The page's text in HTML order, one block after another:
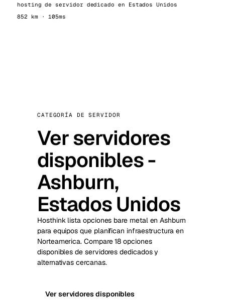
hosting de servidor dedicado en Estados Unidos
852 km · 105ms
CATEGORÍA DE SERVIDOR
Ver servidores
disponibles -
Ashburn,
Estados Unidos
Hosthink lista opciones bare metal en Ashburn
para equipos que planifican infraestructura en
Norteamerica. Compare 18 opciones
disponibles de servidores dedicados y
alternativas cercanas.
Ver servidores disponibles